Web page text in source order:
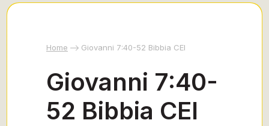
Home Giovanni 7:40-52 Bibbia CEI
Giovanni 7:40-
52 Bibbia CEI